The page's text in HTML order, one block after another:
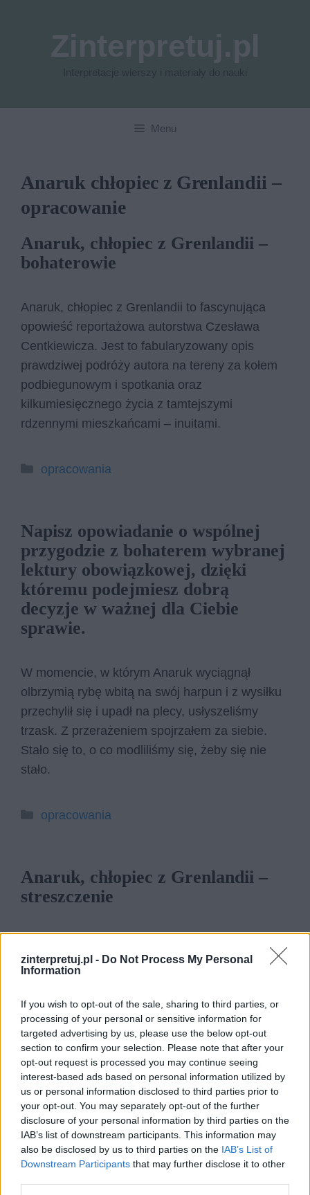
zinterpretuj.pl - Do Not Process My Personal
Information
If you wish to opt-out of the sale, sharing to third parties, or
processing of your personal or sensitive information for
targeted advertising by us, please use the below opt-out
section to confirm your selection. Please note that after your
opt-out request is processed you may continue seeing
interest-based ads based on personal information utilized by
us or personal information disclosed to third parties prior to
your opt-out. You may separately opt-out of the further
disclosure of your personal information by third parties on the
IAB’s list of downstream participants. This information may
also be disclosed by us to third parties on the IAB’s List of
Downstream Participants that may further disclose it to other
Menu
Anaruk chłopiec z Grenlandii –
opracowanie
Anaruk, chłopiec z Grenlandii –
bohaterowie
Anaruk, chłopiec z Grenlandii to fascynująca
opowieść reportażowa autorstwa Czesława
Centkiewicza. Jest to fabularyzowany opis
prawdziwej podróży autora na tereny za kołem
podbiegunowym i spotkania oraz
kilkumiesięcznego życia z tamtejszymi
rdzennymi mieszkańcami – inuitami.
Kategorie
opracowania
Napisz opowiadanie o wspólnej
przygodzie z bohaterem wybranej
lektury obowiązkowej, dzięki
któremu podejmiesz dobrą
decyzje w ważnej dla Ciebie
sprawie.
W momencie, w którym Anaruk wyciągnął
olbrzymią rybę wbitą na swój harpun i z wysiłku
przechylił się i upadł na plecy, usłyszeliśmy
trzask. Z przerażeniem spojrzałem za siebie.
Stało się to, o co modliliśmy się, żeby się nie
stało.
Kategorie
opracowania
Anaruk, chłopiec z Grenlandii –
streszczenie
Centkiewicza to książka niecodzienna. Jej
autora po terenach podbiegunowych, i spotkań z
miejscową ludnością. Sprawia to, że książka jest
w zasadzie dużo bardziej reportażem niż
powieścią.
Kategorie
opracowania, streszczenia lektur
Anaruk, chłopiec z Grenlandii –
plan wydarzeń